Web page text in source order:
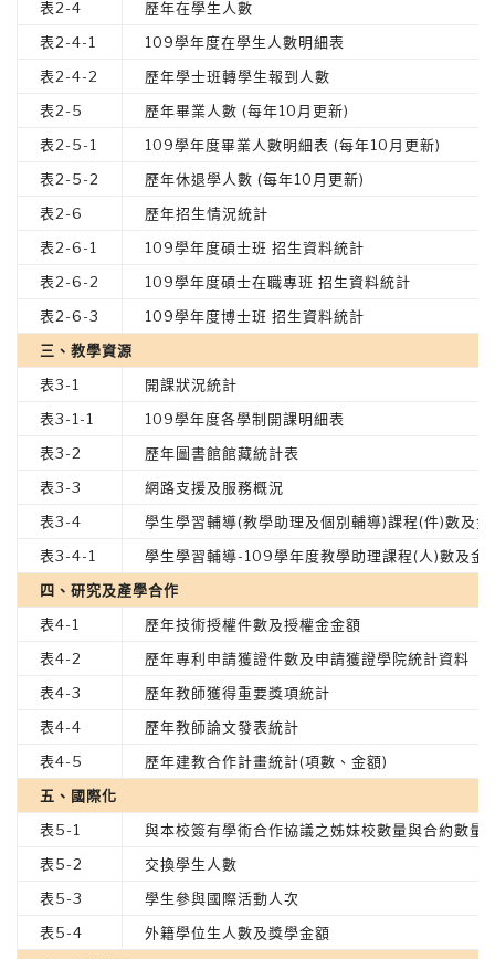
表2-4
歷年在學生人數
表2-4-1
109學年度在學生人數明細表
表2-4-2
歷年學士班轉學生報到人數
表2-5
歷年畢業人數 (每年10月更新)
表2-5-1
109學年度畢業人數明細表 (每年10月更新)
表2-5-2
歷年休退學人數 (每年10月更新)
表2-6
歷年招生情況統計
表2-6-1
109學年度碩士班 招生資料統計
表2-6-2
109學年度碩士在職專班 招生資料統計
表2-6-3
109學年度博士班 招生資料統計
三、教學資源
表3-1
開課狀況統計
表3-1-1
109學年度各學制開課明細表
表3-2
歷年圖書館館藏統計表
表3-3
網路支援及服務概況
表3-4
學生學習輔導(教學助理及個別輔導)課程(件)數及金
表3-4-1
學生學習輔導-109學年度教學助理課程(人)數及金
四、研究及產學合作
表4-1
歷年技術授權件數及授權金金額
表4-2
歷年專利申請獲證件數及申請獲證學院統計資料
表4-3
歷年教師獲得重要獎項統計
表4-4
歷年教師論文發表統計
表4-5
歷年建教合作計畫統計(項數、金額)
五、國際化
表5-1
與本校簽有學術合作協議之姊妹校數量與合約數量
表5-2
交換學生人數
表5-3
學生參與國際活動人次
表5-4
外籍學位生人數及獎學金額